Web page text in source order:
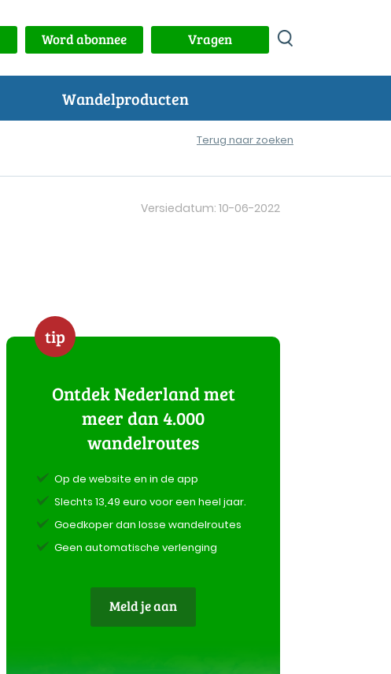
Word abonnee Vragen
Wandelproducten
Terug naar zoeken
Versiedatum: 10-06-2022
tip
Ontdek Nederland met
meer dan 4.000
wandelroutes
Op de website en in de app
Slechts 13,49 euro voor een heel jaar.
Goedkoper dan losse wandelroutes
Geen automatische verlenging
Meld je aan